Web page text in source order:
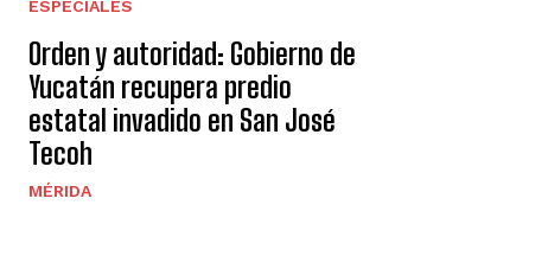
ESPECIALES
Orden y autoridad: Gobierno de
Yucatán recupera predio
estatal invadido en San José
Tecoh
MÉRIDA